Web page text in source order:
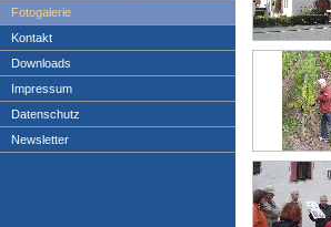
Fotogalerie
Kontakt
Downloads
Impressum
Datenschutz
Newsletter